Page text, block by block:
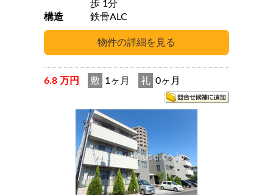
歩 1分
構造
鉄骨ALC
6.8 万円 敷 1ヶ月 礼 0ヶ月